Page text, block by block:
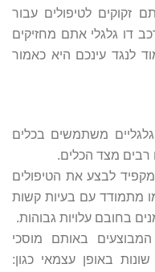
זקוקים לטיפולים עבור
דו גלגלי אתם מחזיקים
לנגד עינכם היא כאמור
גלגליים משתמשים בכלים
מצד הכלים.
לבצע את הטיפולים
מתמודד עם בעיות קשות
בחובם עלויות גבוהות.
באותם מוסכי
באופן עצמאי כגון: